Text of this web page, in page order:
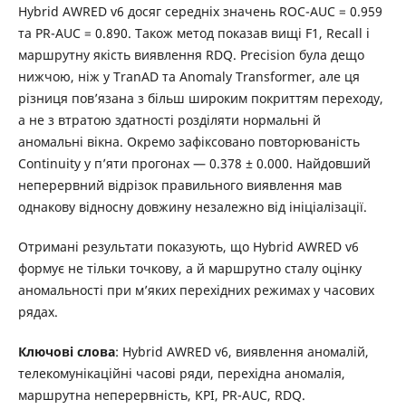
Hybrid AWRED v6 досяг середніх значень ROC-AUC = 0.959
та PR-AUC = 0.890. Також метод показав вищі F1, Recall і
маршрутну якість виявлення RDQ. Precision була дещо
нижчою, ніж у TranAD та Anomaly Transformer, але ця
різниця пов’язана з більш широким покриттям переходу,
а не з втратою здатності розділяти нормальні й
аномальні вікна. Окремо зафіксовано повторюваність
Continuity у п’яти прогонах — 0.378 ± 0.000. Найдовший
неперервний відрізок правильного виявлення мав
однакову відносну довжину незалежно від ініціалізації.
Отримані результати показують, що Hybrid AWRED v6
формує не тільки точкову, а й маршрутно сталу оцінку
аномальності при м’яких перехідних режимах у часових
рядах.
Ключові слова: Hybrid AWRED v6, виявлення аномалій,
телекомунікаційні часові ряди, перехідна аномалія,
маршрутна неперервність, KPI, PR-AUC, RDQ.